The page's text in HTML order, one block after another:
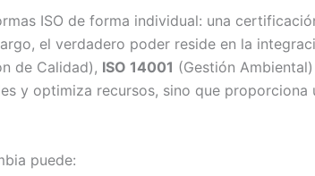
ISO de forma individual: una
el verdadero poder reside en la
de Calidad), ISO 14001 (Gestión
y optimiza recursos, sino que proporciona
puede: